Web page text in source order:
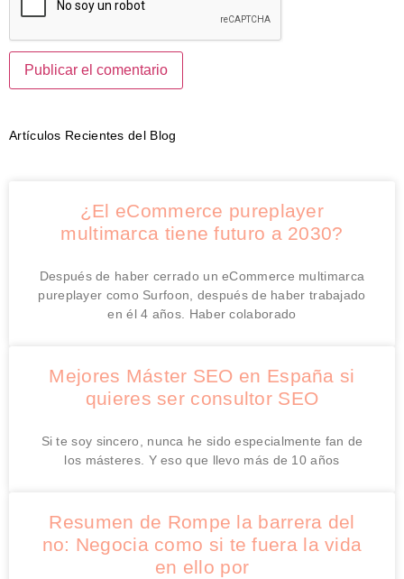
Artículos Recientes del Blog
¿El eCommerce pureplayer
multimarca tiene futuro a 2030?
Después de haber cerrado un eCommerce multimarca
pureplayer como Surfoon, después de haber trabajado
en él 4 años. Haber colaborado
Mejores Máster SEO en España si
quieres ser consultor SEO
Si te soy sincero, nunca he sido especialmente fan de
los másteres. Y eso que llevo más de 10 años
Resumen de Rompe la barrera del
no: Negocia como si te fuera la vida
en ello por